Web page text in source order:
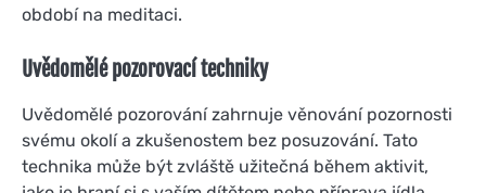
období na meditaci.
Uvědomělé pozorovací techniky
Uvědomělé pozorování zahrnuje věnování pozornosti
svému okolí a zkušenostem bez posuzování. Tato
technika může být zvláště užitečná během aktivit,